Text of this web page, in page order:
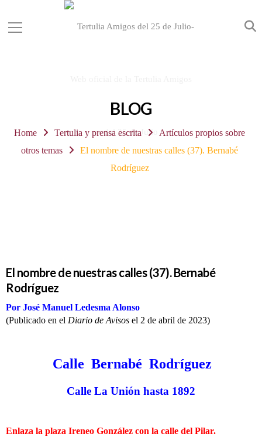
BLOG
Home Tertulia y prensa escrita
Artículos propios sobre
otros temas
El nombre de nuestras calles (37). Bernabé
Rodríguez
El nombre de nuestras calles (37). Bernabé
Rodríguez
Por José Manuel Ledesma Alonso
(Publicado en el Diario de Avisos el 2 de abril de 2023)
Calle Bernabé Rodríguez
Calle La Unión hasta 1892
Enlaza la plaza Ireneo González con la calle del Pilar.